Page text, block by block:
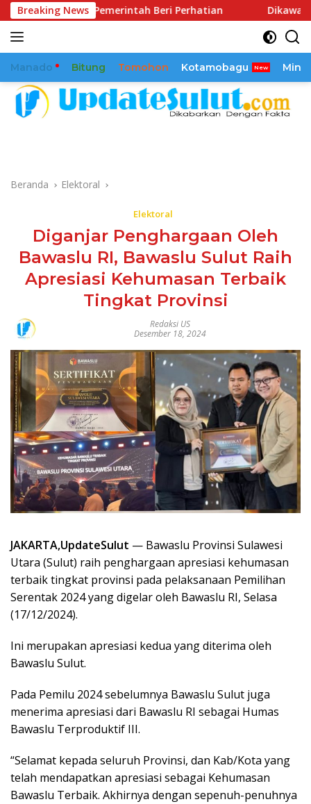
Langsung
ke
konten
Breaking News
Pemerintah Beri Perhatian Dikawal Sejak 2025,
Manado Bitung Tomohon Kotamobagu
Beranda Elektoral
Elektoral
Diganjar Penghargaan Oleh
Bawaslu RI, Bawaslu Sulut Raih
Apresiasi Kehumasan Terbaik
Tingkat Provinsi
Redaksi US
Desember 18, 2024
JAKARTA,UpdateSulut — Bawaslu Provinsi Sulawesi
Utara (Sulut) raih penghargaan apresiasi kehumasan
terbaik tingkat provinsi pada pelaksanaan Pemilihan
Serentak 2024 yang digelar oleh Bawaslu RI, Selasa
(17/12/2024).
Ini merupakan apresiasi kedua yang diterima oleh
Bawaslu Sulut.
Pada Pemilu 2024 sebelumnya Bawaslu Sulut juga
menerima apresiasi dari Bawaslu RI sebagai Humas
Bawaslu Terproduktif III.
“Selamat kepada seluruh Provinsi, dan Kab/Kota yang
telah mendapatkan apresiasi sebagai Kehumasan
Bawaslu Terbaik. Akhirnya dengan sepenuh-penuhnya